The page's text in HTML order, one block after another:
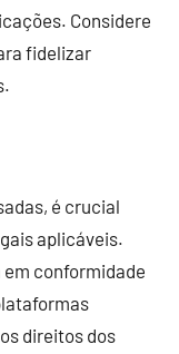
Considere
fidelizar
é crucial
aplicáveis.
conformidade
direitos dos